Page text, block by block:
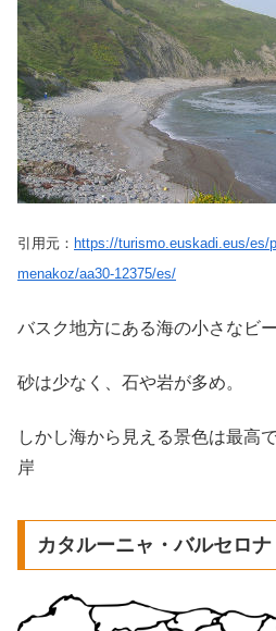
引用元： https://turismo.euskadi.eus/es/
menakoz/aa30-12375/es/
バスク地方にある海の小さなビ
砂は少なく、石や岩が多め。
しかし海から見える景色は最高
岸
カタルーニャ・バルセロナ